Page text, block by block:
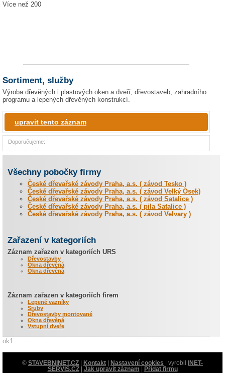
Více než 200
Sortiment, služby
Výroba dřevěných i plastových oken a dveří, dřevostaveb, zahradního
programu a lepených dřevěných konstrukcí.
upravit tento záznam
Doporučujeme:
Všechny pobočky firmy
České dřevařské závody Praha, a.s. ( závod Tesko )
České dřevařské závody Praha, a.s. ( závod Velký Osek)
České dřevařské závody Praha, a.s. ( závod Satalice )
České dřevařské závody Praha, a.s. ( pila Satalice )
České dřevařské závody Praha, a.s. ( závod Velvary )
Zařazení v kategoriích
Záznam zařazen v kategoriích URS
Dřevostavby
Okna dřevěná
Okna dřevěná
Záznam zařazen v kategoriích firem
Lepené vazníky
Sruby
Dřevostavby montované
Okna dřevěná
Vstupní dveře
ok1
© STAVEBNINET.CZ Kontakt Nastavení cookies | vyrobil
INET-
SERVIS.CZ| Jak upravit záznam Přidat firmu